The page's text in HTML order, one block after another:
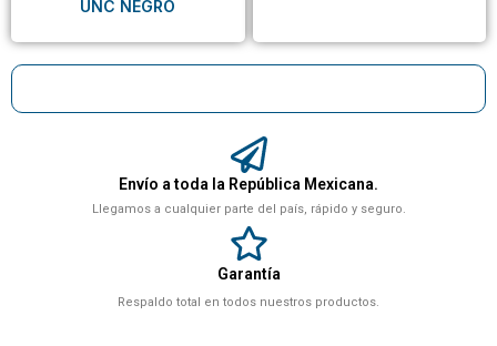
Envío a toda la República Mexicana.
Llegamos a cualquier parte del país, rápido y seguro.
Garantía
Respaldo total en todos nuestros productos.
UNC NEGRO